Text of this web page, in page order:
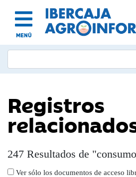
MENÚ
Registros
247 Resultados de
Ver sólo los documentos de acceso